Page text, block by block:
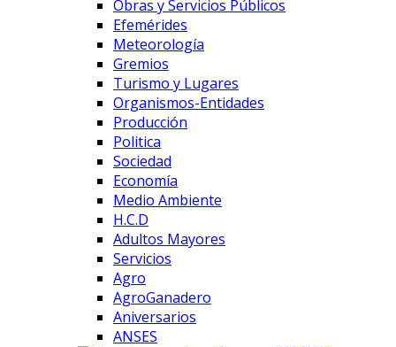
Obras y Servicios Públicos
Efemérides
Meteorología
Gremios
Turismo y Lugares
Organismos-Entidades
Producción
Politica
Sociedad
Economía
Medio Ambiente
H.C.D
Adultos Mayores
Servicios
Agro
AgroGanadero
Aniversarios
ANSES